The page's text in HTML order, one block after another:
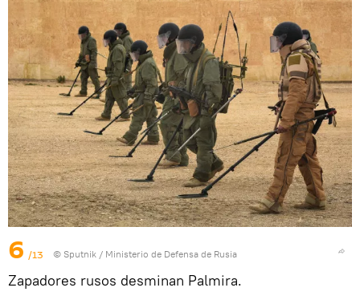
6 /13 © Sputnik / Ministerio de Defensa de Rusia
Zapadores rusos desminan Palmira.